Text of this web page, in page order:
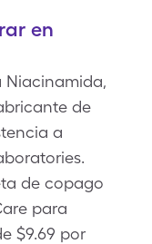
en
Niacinamida,
de
a
de copago
para
$9.69 por